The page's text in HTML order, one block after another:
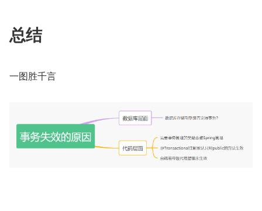
总结
一图胜千言